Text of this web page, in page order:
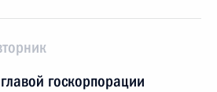
госкорпорации